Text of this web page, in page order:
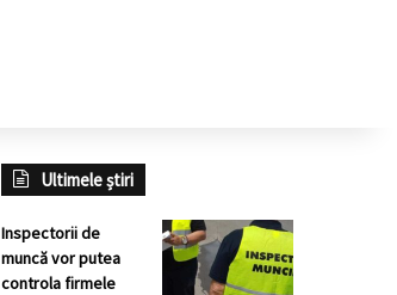
Ultimele știri
Inspectorii de
muncă vor putea
controla firmele